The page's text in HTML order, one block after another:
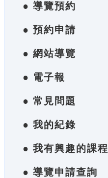
● 導覽預約
● 預約申請
● 網站導覽
● 電子報
● 常見問題
● 我的紀錄
● 我有興趣的課程
● 導覽申請查詢